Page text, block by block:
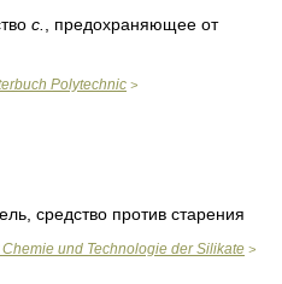
с.
, предохраняющее от
Polytechnic >
средство против старения
und Technologie der Silikate >